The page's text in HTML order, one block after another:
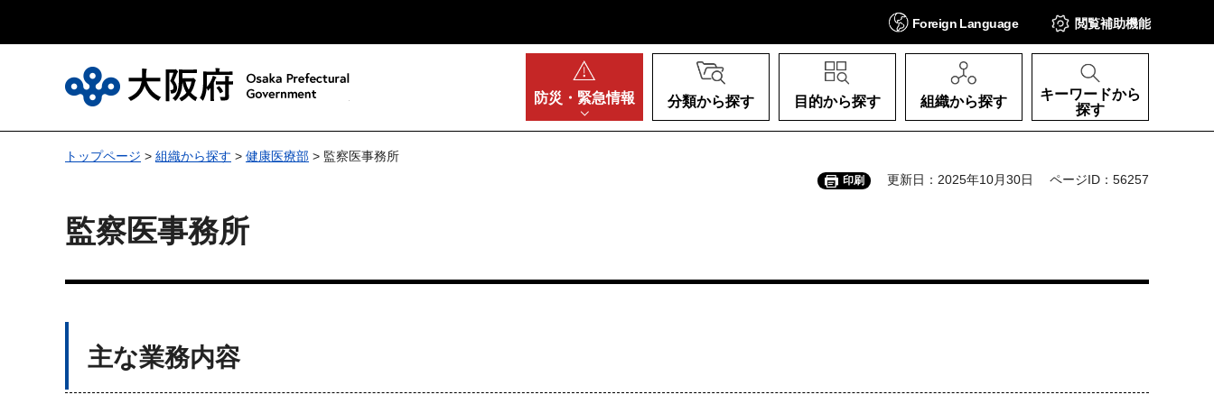
Foreign Language 閲覧補助機能
防災・ 緊急情報 分類から探す 目的から探す 組織から探す
キーワードから
探す
トップページ > 組織から探す > 健康医療部 > 監察医事務所
印刷 更新日：2025年10月30日 ページID：56257
監察医事務所
主な業務内容